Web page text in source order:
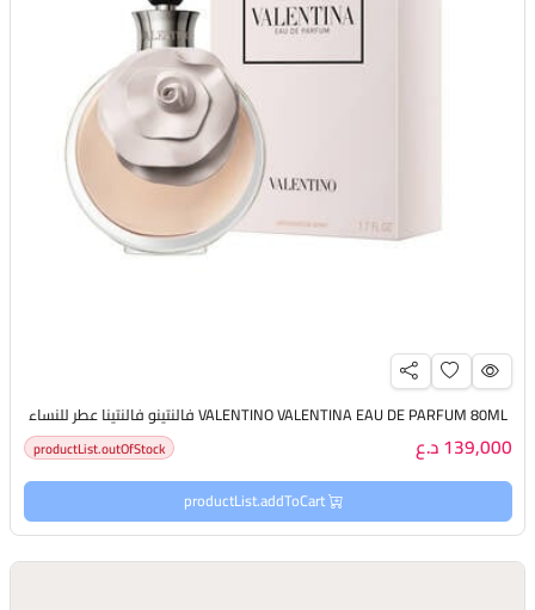
VALENTINO VALENTINA EAU DE PARFUM 80ML فالنتينو فالنتينا عطر للنساء
139,000 د.ع productList.outOfStock
productList.addToCart